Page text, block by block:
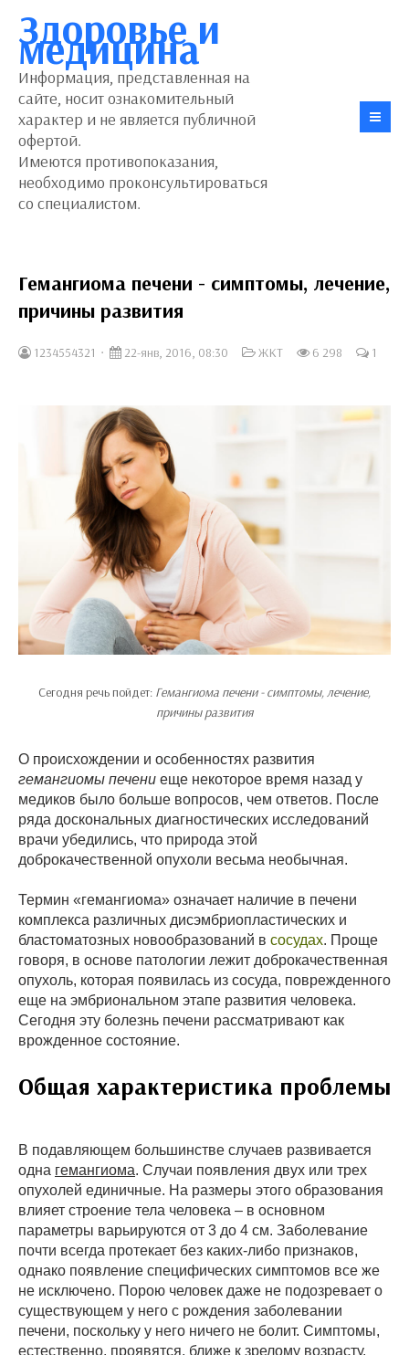
Здоровье и
медицина
Информация, представленная на
сайте, носит ознакомительный
характер и не является публичной
офертой.
Имеются противопоказания,
необходимо проконсультироваться
со специалистом.
Гемангиома печени - симптомы, лечение,
причины развития
1234554321 22-янв, 2016, 08:30 ЖКТ 6 298 1
Сегодня речь пойдет: Гемангиома печени - симптомы, лечение,
причины развития
О происхождении и особенностях развития
гемангиомы печени еще некоторое время назад у
медиков было больше вопросов, чем ответов. После
ряда доскональных диагностических исследований
врачи убедились, что природа этой
доброкачественной опухоли весьма необычная.
Термин «гемангиома» означает наличие в печени
комплекса различных дисэмбриопластических и
бластоматозных новообразований в сосудах. Проще
говоря, в основе патологии лежит доброкачественная
опухоль, которая появилась из сосуда, поврежденного
еще на эмбриональном этапе развития человека.
Сегодня эту болезнь печени рассматривают как
врожденное состояние.
Общая характеристика проблемы
В подавляющем большинстве случаев развивается
одна гемангиома. Случаи появления двух или трех
опухолей единичные. На размеры этого образования
влияет строение тела человека – в основном
параметры варьируются от 3 до 4 см. Заболевание
почти всегда протекает без каких-либо признаков,
однако появление специфических симптомов все же
не исключено. Порою человек даже не подозревает о
существующем у него с рождения заболевании
печени, поскольку у него ничего не болит. Симптомы,
естественно, проявятся, ближе к зрелому возрасту.